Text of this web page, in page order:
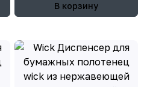
В корзину